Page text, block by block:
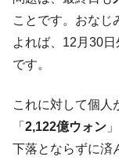
動」
『Money1』
中
国の過剰生産が世
『Money1』
『Money1』
ン』1人当たり賠
『Money1』 韓
ことです。おなじ
よれば、12月30日
です。
これに対して個人
「 2,122億ウォン
下落とならずに済